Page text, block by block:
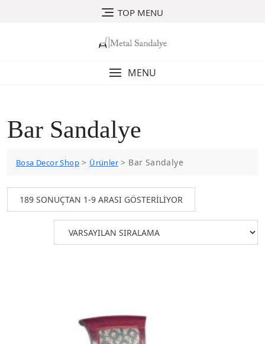
TOP MENU
MENU
Bar Sandalye
Bosa Decor Shop > Ürünler> Bar Sandalye
189 SONUÇTAN 1-9 ARASI GÖSTERILIYOR